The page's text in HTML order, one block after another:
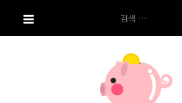
i
색: